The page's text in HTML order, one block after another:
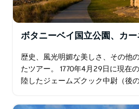
ボタニーベイ国立公園、カ
歴史、風光明媚な美しさ、その他
たツアー。 1770年4月29日に現在
陸したジェームズクック中尉（後
であるカーネルを訪れてください…